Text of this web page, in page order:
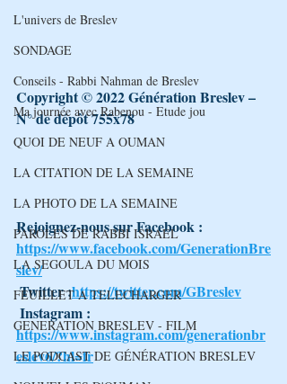
L'univers de Breslev
SONDAGE
Conseils - Rabbi Nahman de Breslev
Ma journée avec Rabenou - Etude jou
QUOI DE NEUF A OUMAN
LA CITATION DE LA SEMAINE
LA PHOTO DE LA SEMAINE
PAROLES DE RABBI ISRAEL
LA SEGOULA DU MOIS
FEUILLET A TELECHARGER
GENERATION BRESLEV - FILM
LE PODCAST DE GÉNÉRATION BRESLEV
Copyright © 2022 Génération Breslev –
N° de dépôt 755x78
Rejoignez-nous sur Facebook :
https://www.facebook.com/GenerationBre
slev/
Twitter :https://twitter.com/GBreslev
Instagram :
https://www.instagram.com/generationbr
eslev6/?hl=fr